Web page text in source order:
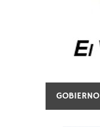
GOBIERNO